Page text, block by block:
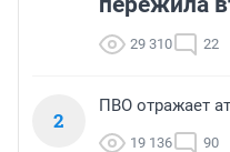
29 310 22
2
ПВО отражает
19 136 90